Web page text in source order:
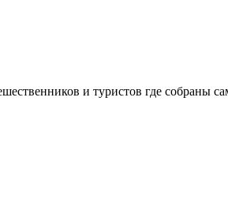
и туристов где собраны